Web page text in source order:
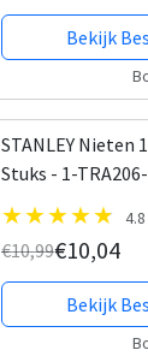
Bekijk
STANLEY Nieten
Stuks - 1-
4.8
€10,99€10,04
Bekijk